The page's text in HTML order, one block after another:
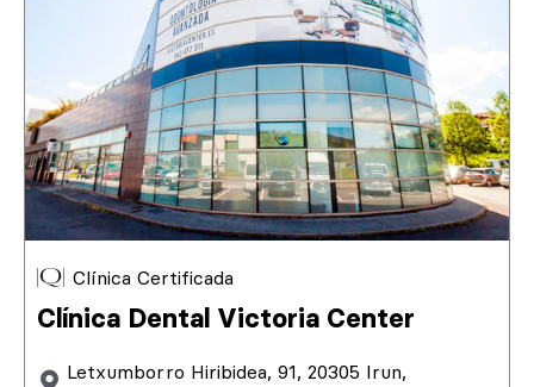
Clínica Certificada
Clínica Dental Victoria Center
Letxumborro Hiribidea, 91, 20305 Irun,